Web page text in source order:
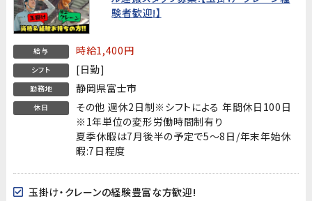
験者歓迎!】
給与 時給1,400円
シフト [日勤]
勤務地 静岡県富士市
休日
その他 週休2日制※シフトによる 年間休日100日
※1年単位の変形労働時間制有り
夏季休暇は7月後半の予定で5～8日/年末年始休
暇:7日程度
玉掛け・クレーンの経験豊富な方歓迎!